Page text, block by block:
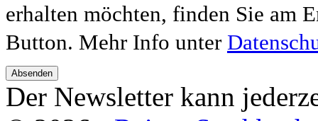
erhalten möchten, finden Sie am
Button. Mehr Info unter
Absenden
Der Newsletter kann